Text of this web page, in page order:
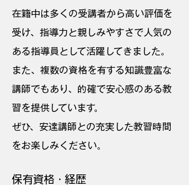
在籍中は多くの受講者から高い評価を
受け、指導力と親しみやすさで人気の
ある指導員として活躍してきました。
また、複数の資格を有する知識豊富な
講師でもあり、的確で安心感のある教
習を提供しています。
ぜひ、安達講師との充実した教習時間
をお楽しみください。
​保有資格・経歴​​